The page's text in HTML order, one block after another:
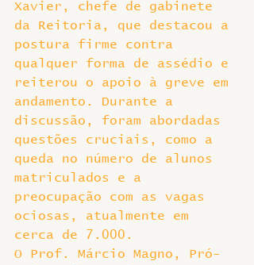
Xavier, chefe de gabinete
da Reitoria, que destacou a
postura firme contra
qualquer forma de assédio e
reiterou o apoio à greve em
andamento. Durante a
discussão, foram abordadas
questões cruciais, como a
queda no número de alunos
matriculados e a
preocupação com as vagas
ociosas, atualmente em
cerca de 7.000.
O Prof. Márcio Magno, Pró-